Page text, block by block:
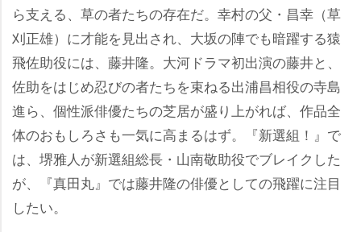
ら支える、草の者たちの存在だ。幸村の父・昌幸（草
刈正雄）に才能を見出され、大坂の陣でも暗躍する猿
飛佐助役には、藤井隆。大河ドラマ初出演の藤井と、
佐助をはじめ忍びの者たちを束ねる出浦昌相役の寺島
進ら、個性派俳優たちの芝居が盛り上がれば、作品全
体のおもしろさも一気に高まるはず。『新選組！』で
は、堺雅人が新選組総長・山南敬助役でブレイクした
が、『真田丸』では藤井隆の俳優としての飛躍に注目
したい。